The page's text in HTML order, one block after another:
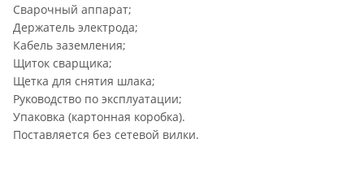
Сварочный аппарат;
Держатель электрода;
Кабель заземления;
Щиток сварщика;
Щетка для снятия шлака;
Руководство по эксплуатации;
Упаковка (картонная коробка).
Поставляется без сетевой вилки.